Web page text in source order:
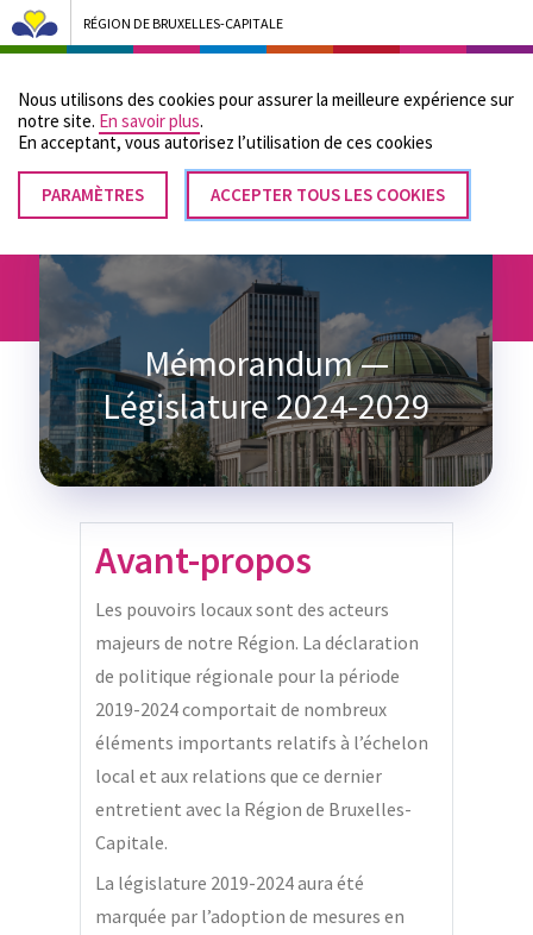
Nous utilisons des cookies pour assurer la meilleure expérience sur
notre site. En savoir plus.
En acceptant, vous autorisez lʼutilisation de ces cookies
PARAMÈTRES ACCEPTER TOUS LES COOKIES
RETIRER
LE
RÉGION DE BRUXELLES-CAPITALE
Bruxelles Pouvoirs Locaux - Aller à la page d'accueil
Menu
Fil
d'Ariane
Accueil
Mémorandum —
Législature 2024-2029
Avant-propos
Les pouvoirs locaux sont des acteurs
majeurs de notre Région. La déclaration
de politique régionale pour la période
2019-2024 comportait de nombreux
éléments importants relatifs à l’échelon
local et aux relations que ce dernier
entretient avec la Région de Bruxelles-
Capitale.
La législature 2019-2024 aura été
marquée par l’adoption de mesures en